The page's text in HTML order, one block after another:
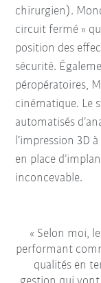
chirurgien).
circuit fermé »
position des
sécurité.
péropératoires,
cinématique. Le
automatisés
l’impression 3D
en place
inconcevable.
Selon moi,
performant
qualités en